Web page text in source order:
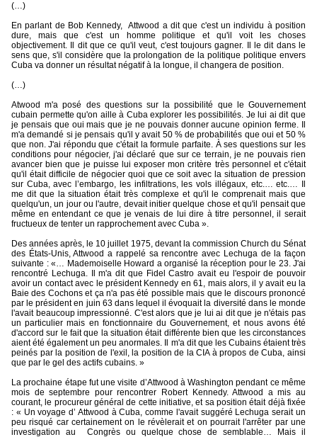
(…)
En parlant de Bob Kennedy, Attwood a dit que c'est un individu à position
dure, mais que c'est un homme politique et qu'il voit les choses
objectivement. Il dit que ce qu'il veut, c'est toujours gagner. Il le dit dans le
sens que, s'il considère que la prolongation de la politique politique envers
Cuba va donner un résultat négatif à la longue, il changera de position.
(…)
Atwood m'a posé des questions sur la possibilité que le Gouvernement
cubain permette qu'on aille à Cuba explorer les possibilités. Je lui ai dit que
je pensais que oui mais que je ne pouvais donner aucune opinion ferme. Il
m'a demandé si je pensais qu'il y avait 50 % de probabilités que oui et 50 %
que non. J'ai répondu que c'était la formule parfaite. À ses questions sur les
conditions pour négocier, j'ai déclaré que sur ce terrain, je ne pouvais rien
avancer bien que je puisse lui exposer mon critère très personnel et c'était
qu'il était difficile de négocier quoi que ce soit avec la situation de pression
sur Cuba, avec l’embargo, les infiltrations, les vols illégaux, etc.… etc.… Il
me dit que la situation était très complexe et qu'il le comprenait mais que
quelqu'un, un jour ou l'autre, devait initier quelque chose et qu'il pensait que
même en entendant ce que je venais de lui dire à titre personnel, il serait
fructueux de tenter un rapprochement avec Cuba ».
Des années après, le 10 juillet 1975, devant la commission Church du Sénat
des États-Unis, Attwood a rappelé sa rencontre avec Lechuga de la façon
suivante : «… Mademoiselle Howard a organisé la réception pour le 23. J'ai
rencontré Lechuga. Il m'a dit que Fidel Castro avait eu l'espoir de pouvoir
avoir un contact avec le président Kennedy en 61, mais alors, il y avait eu la
Baie des Cochons et ça n'a pas été possible mais que le discours prononcé
par le président en juin 63 dans lequel il évoquait la diversité dans le monde
l'avait beaucoup impressionné. C'est alors que je lui ai dit que je n'étais pas
un particulier mais en fonctionnaire du Gouvernement, et nous avons été
d'accord sur le fait que la situation était différente bien que les circonstances
aient été également un peu anormales. Il m'a dit que les Cubains étaient très
peinés par la position de l'exil, la position de la CIA à propos de Cuba, ainsi
que par le gel des actifs cubains. »
La prochaine étape fut une visite d’Attwood à Washington pendant ce même
mois de septembre pour rencontrer Robert Kennedy. Attwood a mis au
courant, le procureur général de cette initiative, et sa position était déjà fixée
: « Un voyage d’ Attwood à Cuba, comme l'avait suggéré Lechuga serait un
peu risqué car certainement on le révèlerait et on pourrait l'arrêter par une
investigation au
Congrès ou quelque chose de semblable… Mais il